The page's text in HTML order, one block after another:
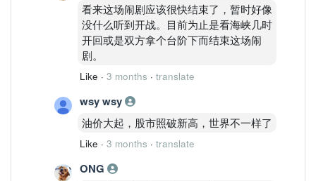
看来这场闹剧应该很快结束了，暂时好像
没什么听到开战。目前为止是看海峡几时
开回或是双方拿个台阶下而结束这场闹
剧。
Like · 3 months · translate
wsy wsy
油价大起，股市照破新高，世界不一样了
Like · 3 months · translate
ONG